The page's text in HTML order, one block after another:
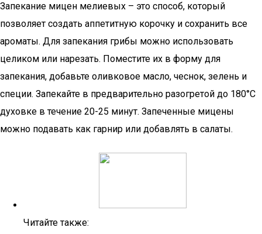
Запекание мицен мелиевых – это способ, который
позволяет создать аппетитную корочку и сохранить все
ароматы. Для запекания грибы можно использовать
целиком или нарезать. Поместите их в форму для
запекания, добавьте оливковое масло, чеснок, зелень и
специи. Запекайте в предварительно разогретой до 180°C
духовке в течение 20-25 минут. Запеченные мицены
можно подавать как гарнир или добавлять в салаты.
Читайте также: